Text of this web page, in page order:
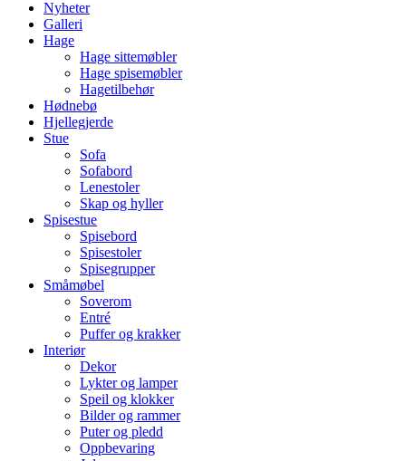
Nyheter
Galleri
Hage
Hage sittemøbler
Hage spisemøbler
Hagetilbehør
Hødnebø
Hjellegjerde
Stue
Sofa
Sofabord
Lenestoler
Skap og hyller
Spisestue
Spisebord
Spisestoler
Spisegrupper
Småmøbel
Soverom
Entré
Puffer og krakker
Interiør
Dekor
Lykter og lamper
Speil og klokker
Bilder og rammer
Puter og pledd
Oppbevaring